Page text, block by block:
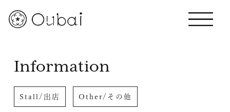
Information
Stall/出店 Other/その他